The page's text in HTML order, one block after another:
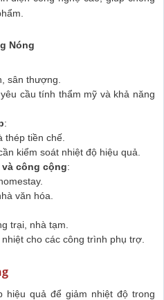
Nóng
sân thượng.
cầu tính thẩm mỹ và khả năng
:
thép tiền chế.
kiểm soát nhiệt độ hiệu quả.
công cộng:
văn hóa.
trại, nhà tạm.
cho các công trình phụ trợ.
hiệu quả để giảm nhiệt độ trong